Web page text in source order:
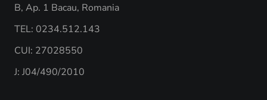
B, Ap. 1 Bacau, Romania
TEL: 0234.512.143
CUI: 27028550
J: J04/490/2010